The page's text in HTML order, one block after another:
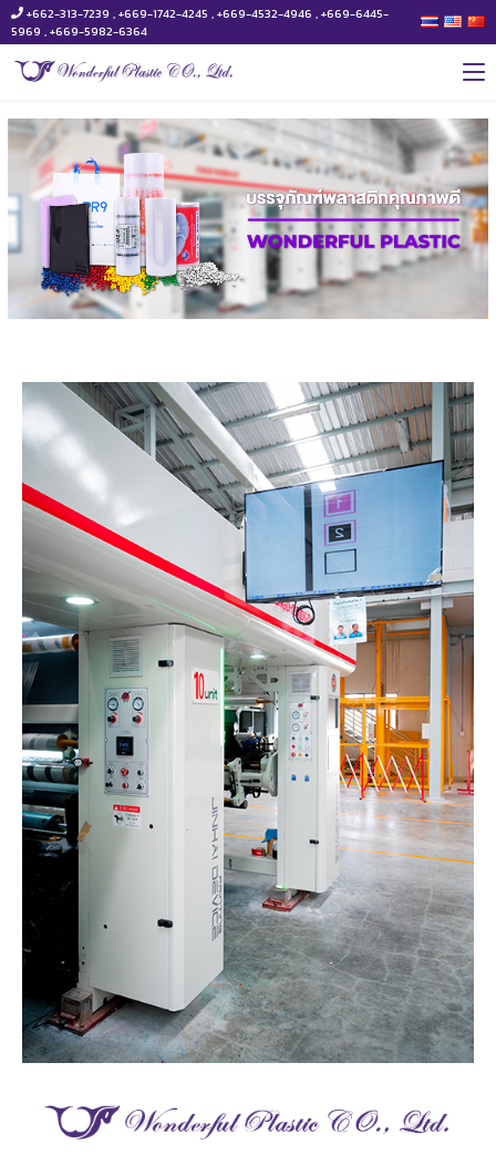
+662-313-7239 , +669-1742-4245 , +669-4532-4946 , +669-6445-
5969 , +669-5982-6364